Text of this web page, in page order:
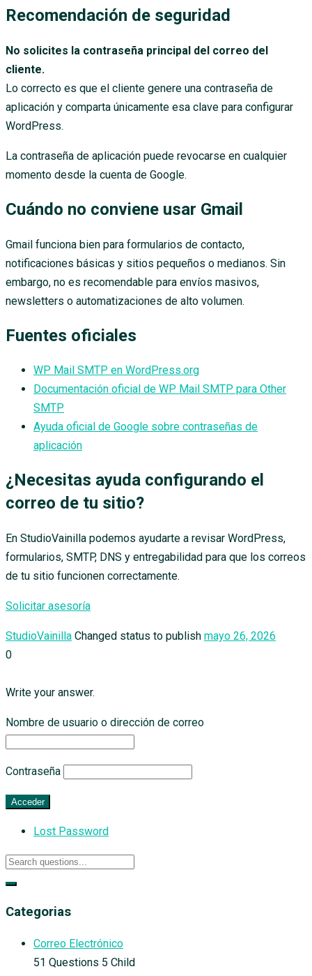
Recomendación de seguridad
No solicites la contraseña principal del correo del
cliente.
Lo correcto es que el cliente genere una contraseña de
aplicación y comparta únicamente esa clave para configurar
WordPress.
La contraseña de aplicación puede revocarse en cualquier
momento desde la cuenta de Google.
Cuándo no conviene usar Gmail
Gmail funciona bien para formularios de contacto,
notificaciones básicas y sitios pequeños o medianos. Sin
embargo, no es recomendable para envíos masivos,
newsletters o automatizaciones de alto volumen.
Fuentes oficiales
WP Mail SMTP en WordPress.org
Documentación oficial de WP Mail SMTP para Other
SMTP
Ayuda oficial de Google sobre contraseñas de
aplicación
¿Necesitas ayuda configurando el
correo de tu sitio?
En StudioVainilla podemos ayudarte a revisar WordPress,
formularios, SMTP, DNS y entregabilidad para que los correos
de tu sitio funcionen correctamente.
Solicitar asesoría
StudioVainilla Changed status to publish mayo 26, 2026
0
Write your answer.
Nombre de usuario o dirección de correo
Contraseña
Lost Password
Categorias
Correo Electrónico
51 Questions 5 Child